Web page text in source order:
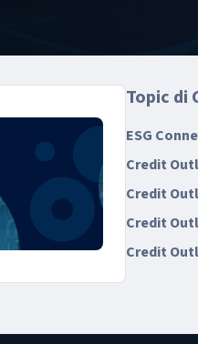
Topic di
ESG
Credit
Credit
Credit
Credit